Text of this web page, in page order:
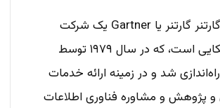
مربع جادویی گارتنر گارتنر یا Gartner یک شرکت
تحقیقاتی آمریکایی است، که در سال ۱۹۷۹ توسط
شد و در زمینه ارائه خدمات
و پژوهش و مشاوره فناوری اطلاعات